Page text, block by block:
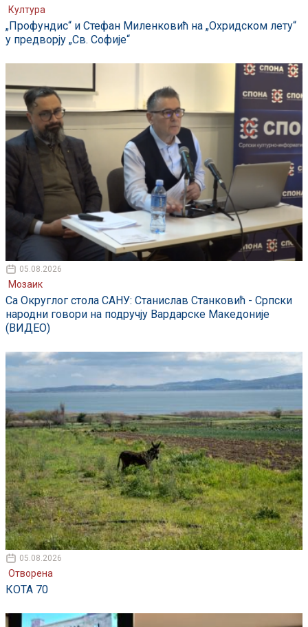
Култура
„Профундис“ и Стефан Миленковић на „Охридском лету“
у предворју „Св. Софије“
05.08.2026
Мозаик
Са Округлог стола САНУ: Станислав Станковић - Српски
народни говори на подручју Вардарске Македоније
(ВИДЕО)
05.08.2026
Отворена
КОТА 70